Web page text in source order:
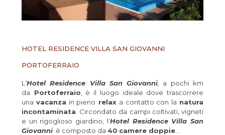
HOTEL RESIDENCE VILLA SAN GIOVANNI
PORTOFERRAIO
L ‘Hotel Residence Villa San Giovanni,
a pochi km
da Portoferraio , è il luogo ideale dove trascorrere
una vacanza in pieno relax a contatto con la natura
incontaminata . Circondato da campi coltivati, vigneti
e un rigoglioso giardino, l’Hotel Residence Villa San
Giovanniè composto da 40 camere doppie